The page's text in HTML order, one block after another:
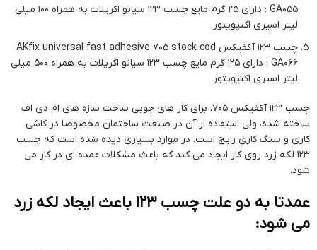
GA055 : دارای 25 گرم مایع چسب 123 سیانو اکریلات به همراه 100 میلی
لیتر اسپری اکتیویتور
چسب 123 آکفیکس AKfix universal fast adhesive 705 stock cod
GA066 : دارای 125 گرم مایع چسب 123 سیانو اکریلات به همراه 500 میلی
لیتر اسپری اکتیویتور
چسب 123 آکفیکس 705، برای کار های چوبی ساخت سازه های ام دی اف
ساخته شده، ولی استفاده از آن در صنعت ساختمان مخصوصا در کاشی
کاری و سنگ کاری رایج است. در موارد بسیاری دیده شده است که چسب
123 لکه زرد روی کار ایجاد می کند که باعث مشکلات عمده ای در کار می
شود.
عمدتا به دو علت چسب 123 باعث ایجاد لکه زرد
می شود: